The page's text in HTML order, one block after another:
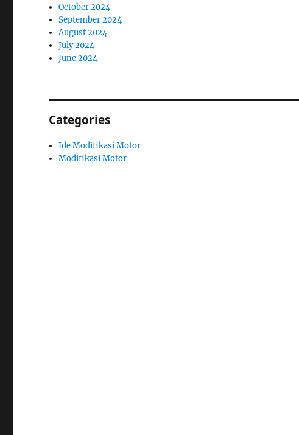
October 2024
September 2024
August 2024
July 2024
June 2024
Categories
Ide Modifikasi Motor
Modifikasi Motor